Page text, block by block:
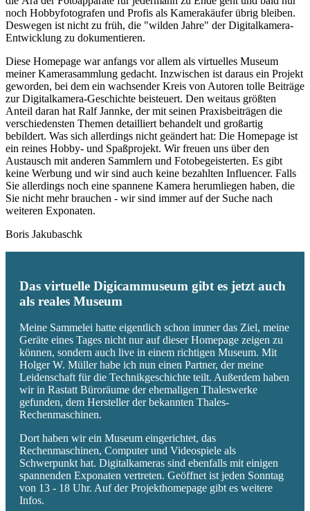
noch Hobbyfotografen und Profis als Kamerakäufer übrig bleiben.
Deswegen ist nicht zu früh, die "wilden Jahre" der Digitalkamera-
Entwicklung zu dokumentieren.
Diese Homepage war anfangs vor allem als virtuelles Museum
meiner Kamerasammlung gedacht. Inzwischen ist daraus ein Projekt
geworden, bei dem ein wachsender Kreis von Autoren tolle Beiträge
zur Digitalkamera-Geschichte beisteuert. Den weitaus größten
Anteil daran hat Ralf Jannke, der mit seinen Praxisbeiträgen die
verschiedensten Themen detailliert behandelt und großartig
bebildert. Was sich allerdings nicht geändert hat: Die Homepage ist
ein reines Hobby- und Spaßprojekt. Wir freuen uns über den
Austausch mit anderen Sammlern und Fotobegeisterten. Es gibt
keine Werbung und wir sind auch keine bezahlten Influencer. Falls
Sie allerdings noch eine spannene Kamera herumliegen haben, die
Sie nicht mehr brauchen - wir sind immer auf der Suche nach
weiteren Exponaten.
Boris Jakubaschk
Das virtuelle Digicammuseum gibt es jetzt auch
als reales Museum
Meine Sammelei hatte eigentlich schon immer das Ziel, meine
Geräte eines Tages nicht nur auf dieser Homepage zeigen zu
können, sondern auch live in einem richtigen Museum. Mit
Holger W. Müller habe ich nun einen Partner, der meine
Leidenschaft für die Technikgeschichte teilt. Außerdem haben
wir in Rastatt Büroräume der ehemaligen Thaleswerke
gefunden, dem Hersteller der bekannten Thales-
Rechenmaschinen.
Dort haben wir ein Museum eingerichtet, das
Rechenmaschinen, Computer und Videospiele als
Schwerpunkt hat. Digitalkameras sind ebenfalls mit einigen
spannenden Exponaten vertreten. Geöffnet ist jeden Sonntag
von 13 - 18 Uhr. Auf der Projekthomepage gibt es weitere
Infos.